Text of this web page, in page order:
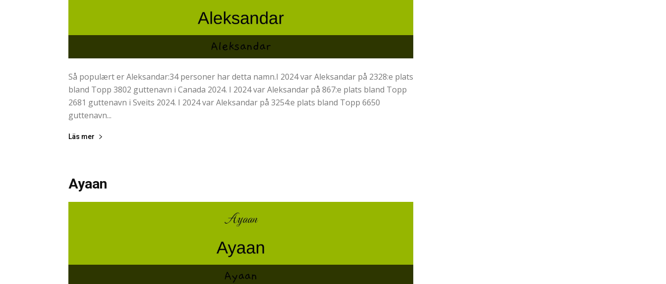
Så populært er Aleksandar:34 personer har detta namn.I 2024 var Aleksandar på 2328:e plats
bland Topp 3802 guttenavn i Canada 2024. I 2024 var Aleksandar på 867:e plats bland Topp
2681 guttenavn i Sveits 2024. I 2024 var Aleksandar på 3254:e plats bland Topp 6650
guttenavn...
Läs mer
Ayaan